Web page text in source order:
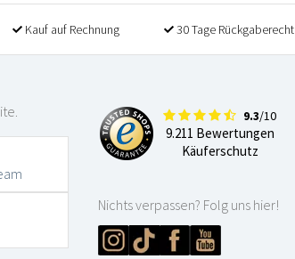
Kauf auf Rechnung 30 Tage Rückgaberecht
9.3/10
9.211 Bewertungen
Käuferschutz
Nichts verpassen? Folg uns hier!